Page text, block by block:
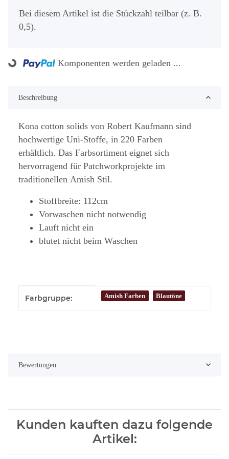
Bei diesem Artikel ist die Stückzahl teilbar (z. B.
0,5).
Loading... Komponenten werden geladen ...
Beschreibung
Kona cotton solids von Robert Kaufmann sind
hochwertige Uni-Stoffe, in 220 Farben
erhältlich. Das Farbsortiment eignet sich
hervorragend für Patchworkprojekte im
traditionellen Amish Stil.
Stoffbreite: 112cm
Vorwaschen nicht notwendig
Lauft nicht ein
blutet nicht beim Waschen
Produkteigenschaft
Wert
Farbgruppe: Amish Farben Blautöne
Bewertungen
Kunden kauften dazu folgende
Artikel: